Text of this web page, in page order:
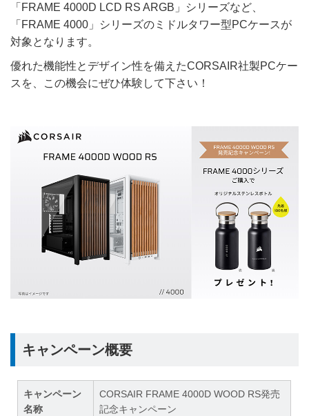
「FRAME 4000D LCD RS ARGB」シリーズなど、
「FRAME 4000」シリーズのミドルタワー型PCケースが
対象となります。
優れた機能性とデザイン性を備えたCORSAIR社製PCケー
スを、この機会にぜひ体験して下さい！
キャンペーン概要
キャンペーン
名称
CORSAIR FRAME 4000D WOOD RS発売
記念キャンペーン